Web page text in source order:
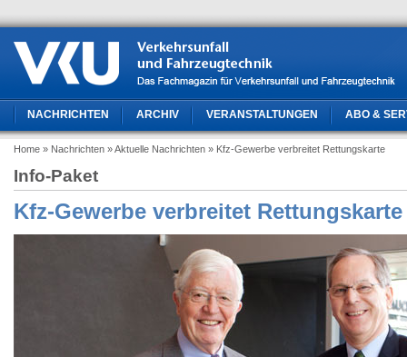
NACHRICHTEN ARCHIV VERANSTALTUNGEN ABO &
Home » Nachrichten » Aktuelle Nachrichten » Kfz-Gewerbe verbreitet Rettungskarte
Info-Paket
Kfz-Gewerbe verbreitet Rettungskarte